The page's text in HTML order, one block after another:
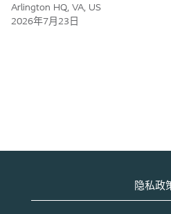
Arlington HQ, VA, US
2026年7月23日
隐私政